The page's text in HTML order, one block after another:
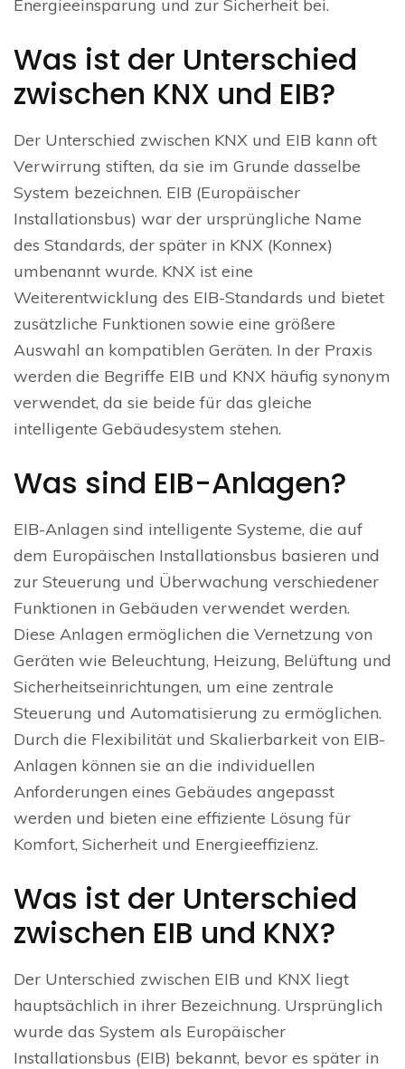
Energieeinsparung und zur Sicherheit bei.
Was ist der Unterschied
zwischen KNX und EIB?
Der Unterschied zwischen KNX und EIB kann oft
Verwirrung stiften, da sie im Grunde dasselbe
System bezeichnen. EIB (Europäischer
Installationsbus) war der ursprüngliche Name
des Standards, der später in KNX (Konnex)
umbenannt wurde. KNX ist eine
Weiterentwicklung des EIB-Standards und bietet
zusätzliche Funktionen sowie eine größere
Auswahl an kompatiblen Geräten. In der Praxis
werden die Begriffe EIB und KNX häufig synonym
verwendet, da sie beide für das gleiche
intelligente Gebäudesystem stehen.
Was sind EIB-Anlagen?
EIB-Anlagen sind intelligente Systeme, die auf
dem Europäischen Installationsbus basieren und
zur Steuerung und Überwachung verschiedener
Funktionen in Gebäuden verwendet werden.
Diese Anlagen ermöglichen die Vernetzung von
Geräten wie Beleuchtung, Heizung, Belüftung und
Sicherheitseinrichtungen, um eine zentrale
Steuerung und Automatisierung zu ermöglichen.
Durch die Flexibilität und Skalierbarkeit von EIB-
Anlagen können sie an die individuellen
Anforderungen eines Gebäudes angepasst
werden und bieten eine effiziente Lösung für
Komfort, Sicherheit und Energieeffizienz.
Was ist der Unterschied
zwischen EIB und KNX?
Der Unterschied zwischen EIB und KNX liegt
hauptsächlich in ihrer Bezeichnung. Ursprünglich
wurde das System als Europäischer
Installationsbus (EIB) bekannt, bevor es später in